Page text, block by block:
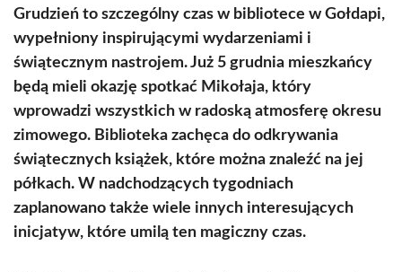
Grudzień to szczególny czas w bibliotece w Gołdapi,
wypełniony inspirującymi wydarzeniami i
świątecznym nastrojem. Już 5 grudnia mieszkańcy
będą mieli okazję spotkać Mikołaja, który
wprowadzi wszystkich w radoską atmosferę okresu
zimowego. Biblioteka zachęca do odkrywania
świątecznych książek, które można znaleźć na jej
półkach. W nadchodzących tygodniach
zaplanowano także wiele innych interesujących
inicjatyw, które umilą ten magiczny czas.